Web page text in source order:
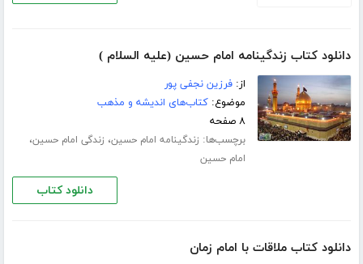
دانلود کتاب زندگینامه امام حسین (علیه السلام )
از:فرزین نجفی پور
موضوع:کتاب‌های اندیشه و مذهب
۸ صفحه
برچسب‌ها: زندگینامه امام حسین، زندگی امام حسین،
امام حسین
دانلود کتاب
دانلود کتاب ملاقات با امام زمان